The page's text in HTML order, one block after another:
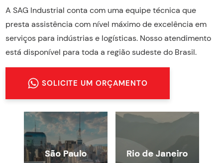
A SAG Industrial conta com uma equipe técnica que
presta assistência com nível máximo de excelência em
serviços para indústrias e logísticas. Nosso atendimento
está disponível para toda a região sudeste do Brasil.
SOLICITE UM ORÇAMENTO